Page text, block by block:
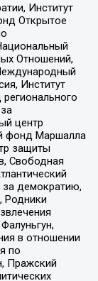
Институт
Открытое
Отношений,
Институт
центр
фонд Маршалла
защиты
Свободная
за демократию,
Родники
в отношении
по
Пражский